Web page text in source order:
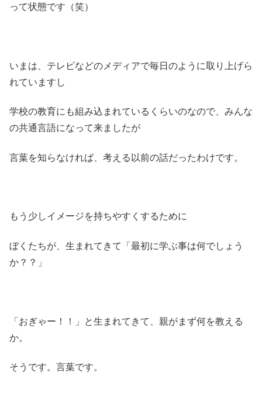
って状態です（笑）
いまは、テレビなどのメディアで毎日のように取り上げら
れていますし
学校の教育にも組み込まれているくらいのなので、みんな
の共通言語になって来ましたが
言葉を知らなければ、考える以前の話だったわけです。
もう少しイメージを持ちやすくするために
ぼくたちが、生まれてきて「最初に学ぶ事は何でしょう
か？？」
「おぎゃー！！」と生まれてきて、親がまず何を教える
か。
そうです。言葉です。